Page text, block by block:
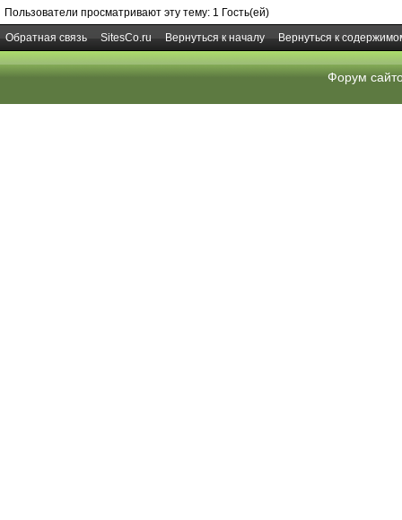
Пользователи просматривают эту тему: 1 Гость(ей)
Обратная связь
SitesCo.ru Вернуться к началу Вернуться к
Форум